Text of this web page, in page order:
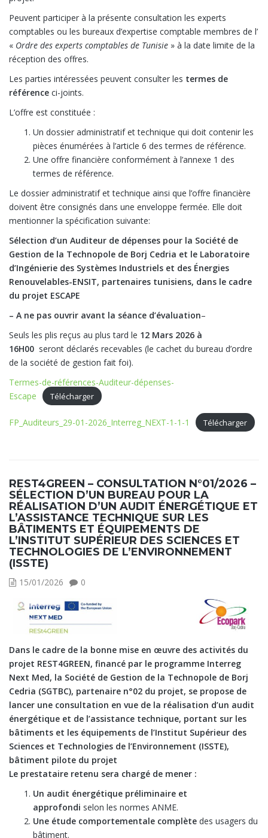
Peuvent participer à la présente consultation les experts
comptables ou les bureaux d’expertise comptable membres de l’
« Ordre des experts comptables de Tunisie » à la date limite de la
réception des offres.
Les parties intéressées peuvent consulter les termes de
référence ci-joints.
L’offre est constituée :
Un dossier administratif et technique qui doit contenir les
pièces énumérées à l’article 6 des termes de référence.
Une offre financière conformément à l’annexe 1 des
termes de référence.
Le dossier administratif et technique ainsi que l’offre financière
doivent être consignés dans une enveloppe fermée. Elle doit
mentionner la spécification suivante:
Sélection d’un Auditeur de dépenses pour la Société de
Gestion de la Technopole de Borj Cedria et le Laboratoire
d’Ingénierie des Systèmes Industriels et des Énergies
Renouvelables-ENSIT, partenaires tunisiens, dans le cadre
du projet ESCAPE
– A ne pas ouvrir avant la séance d’évaluation–
Seuls les plis reçus au plus tard le 12 Mars 2026 à
16H00 seront déclarés recevables (le cachet du bureau d’ordre
de la société de gestion fait foi).
Termes-de-références-Auditeur-dépenses-
Escape
Télécharger
FP_Auditeurs_29-01-2026_Interreg_NEXT-1-1-1 Télécharger
REST4GREEN – CONSULTATION N°01/2026 –
SÉLECTION D’UN BUREAU POUR LA
RÉALISATION D’UN AUDIT ÉNERGÉTIQUE ET
L’ASSISTANCE TECHNIQUE SUR LES
BÂTIMENTS ET ÉQUIPEMENTS DE
L’INSTITUT SUPÉRIEUR DES SCIENCES ET
TECHNOLOGIES DE L’ENVIRONNEMENT
(ISSTE)
15/01/2026 0
Dans le cadre de la bonne mise en œuvre des activités du
projet REST4GREEN, financé par le programme Interreg
Next Med, la Société de Gestion de la Technopole de Borj
Cedria (SGTBC), partenaire n°02 du projet, se propose de
lancer une consultation en vue de la réalisation d’un audit
énergétique et de l’assistance technique, portant sur les
bâtiments et les équipements de l’Institut Supérieur des
Sciences et Technologies de l’Environnement (ISSTE),
bâtiment pilote du projet
Le prestataire retenu sera chargé de mener :
Un audit énergétique préliminaire et
approfondi selon les normes ANME.
Une étude comportementale complète des usagers du
bâtiment.